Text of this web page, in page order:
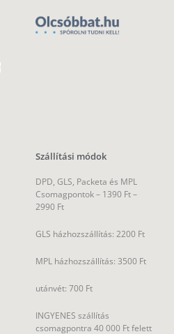
Szállítási módok
DPD, GLS, Packeta és MPL
Csomagpontok – 1390 Ft –
2990 Ft
GLS házhozszállítás: 2200 Ft
MPL házhozszállítás: 3500 Ft
utánvét: 700 Ft
INGYENES szállítás
csomagpontra 40 000 Ft felett